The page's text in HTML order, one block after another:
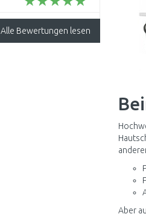
Aber
Alle Bewertungen lesen